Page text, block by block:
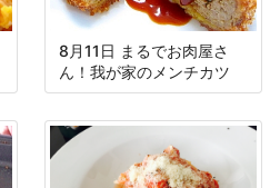
8月11日 まるでお肉屋さ
ん！我が家のメンチカツ